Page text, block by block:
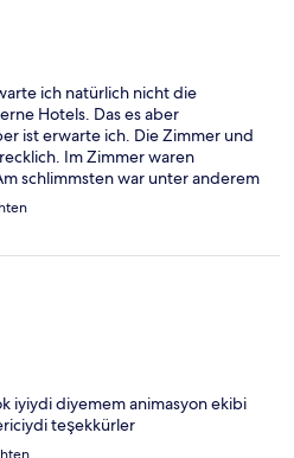
ich natürlich nicht die
Hotels. Das es aber
ist erwarte ich. Die Zimmer und
Im Zimmer waren
schlimmsten war unter anderem
der Umrandung des Pools war
und das Wasser die
nie gesehen
iyiydi diyemem animasyon ekibi
teşekkürler